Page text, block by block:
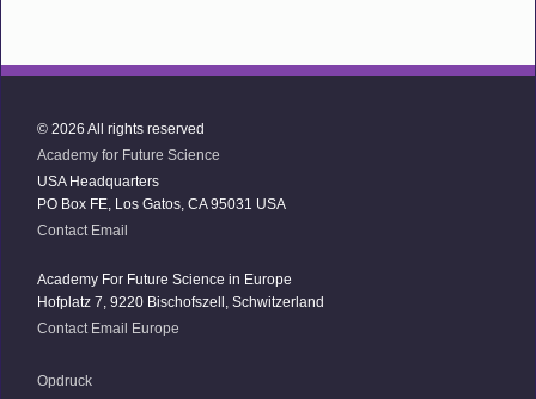
© 2026 All rights reserved
Academy for Future Science
USA Headquarters
PO Box FE, Los Gatos, CA 95031 USA
Contact Email
Academy For Future Science in Europe
Hofplatz 7, 9220 Bischofszell, Schwitzerland
Contact Email Europe
Opdruck